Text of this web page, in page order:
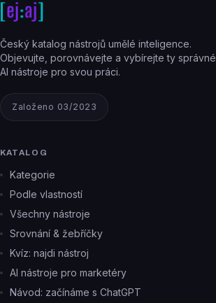
Český katalog nástrojů umělé inteligence.
Objevujte, porovnávejte a vybírejte ty správné
AI nástroje pro svou práci.
Založeno 03/2023
KATALOG
Kategorie
Podle vlastností
Všechny nástroje
Srovnání & žebříčky
Kvíz: najdi nástroj
AI nástroje pro marketéry
Návod: začínáme s ChatGPT